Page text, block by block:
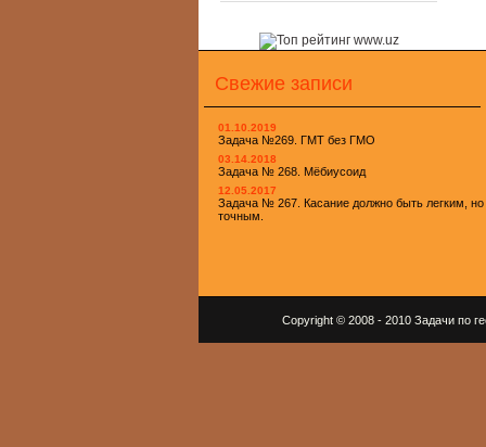
Свежие записи
01.10.2019
Задача №269. ГМТ без ГМО
03.14.2018
Задача № 268. Мёбиусоид
12.05.2017
Задача № 267. Касание должно быть легким, но
точным.
Copyright © 2008 - 2010 Задачи по